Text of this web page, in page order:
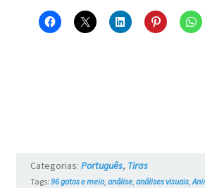
Categorias: Português, Tiras
Tags: 96 gatos e meio, análise, análises visuais,